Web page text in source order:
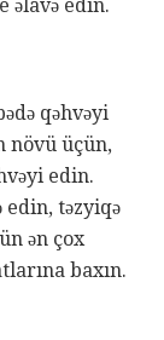
əlavə edin.
qəhvəyi
növü üçün,
edin.
edin, təzyiqə
ən çox
baxın.